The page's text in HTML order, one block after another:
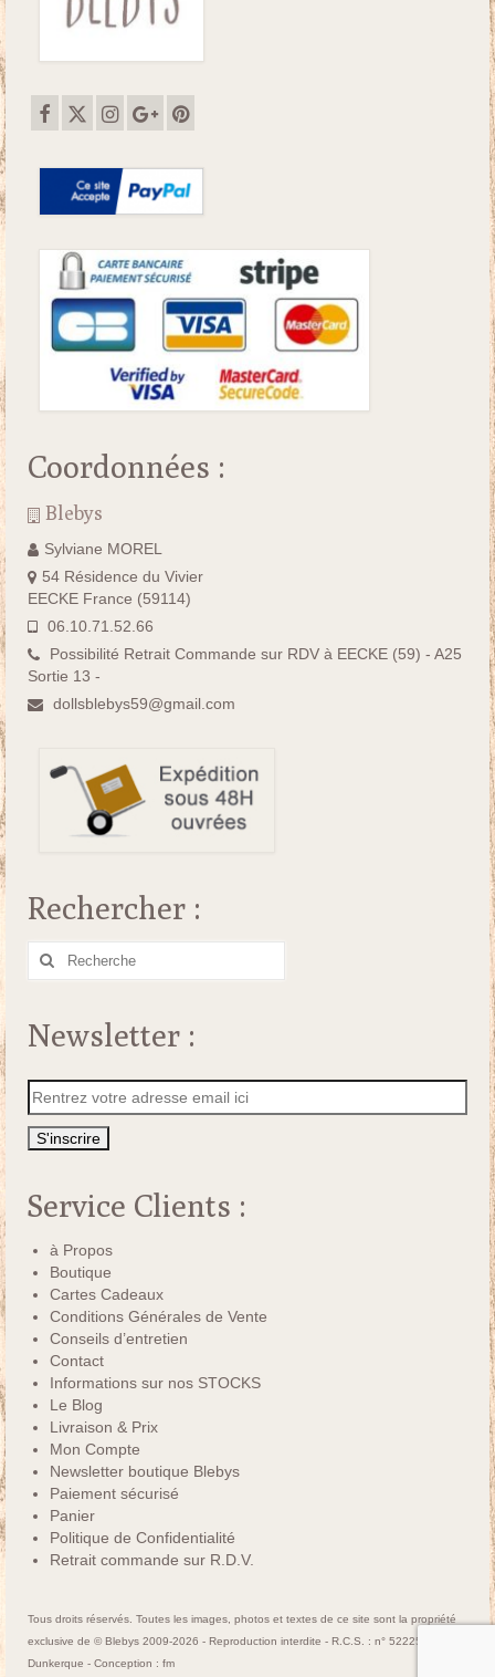
Coordonnées :
Blebys
Sylviane MOREL
54 Résidence du Vivier
EECKE France (59114)
06.10.71.52.66
Possibilité Retrait Commande sur RDV à EECKE (59) - A25
Sortie 13 -
dollsblebys59@gmail.com
Rechercher :
Rechercher
Newsletter :
Service Clients :
à Propos
Boutique
Cartes Cadeaux
Conditions Générales de Vente
Conseils d’entretien
Contact
Informations sur nos STOCKS
Le Blog
Livraison & Prix
Mon Compte
Newsletter boutique Blebys
Paiement sécurisé
Panier
Politique de Confidentialité
Retrait commande sur R.D.V.
Tous droits réservés. Toutes les images, photos et textes de ce site sont la propriété
exclusive de © Blebys 2009-2026 - Reproduction interdite - R.C.S. : n° 522250463
Dunkerque - Conception : fm